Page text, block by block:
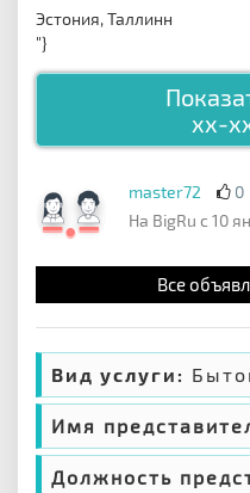
Эстония, Таллинн
"}
xx-
master72
0
На BigRu с 10
Все
Вид услуги:
Имя
Должность